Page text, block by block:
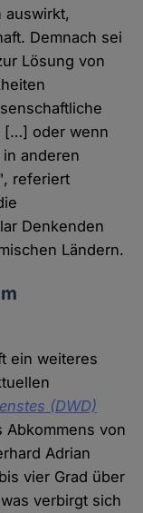
auswirkt,
Demnach sei
Lösung von
[…] oder wenn
anderen
referiert
Denkenden
Ländern.
ein weiteres
(DWD)
von
Adrian
vier Grad über
verbirgt sich